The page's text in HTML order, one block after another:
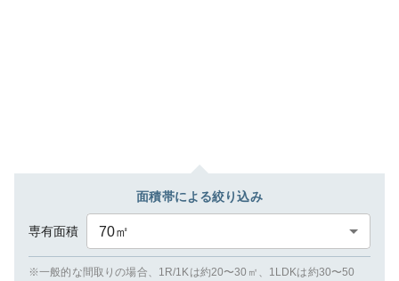
面積帯による絞り込み
専有面積 70㎡
※一般的な間取りの場合、1R/1Kは約20〜30㎡、1LDKは約30〜50